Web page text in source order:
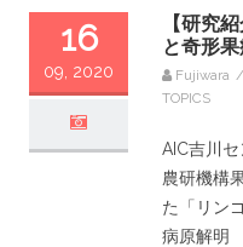
16
09, 2020
【研究
と奇形
Fujiwara /
TOPICS
AIC吉川セ
農研機構
た「リン
病原解明